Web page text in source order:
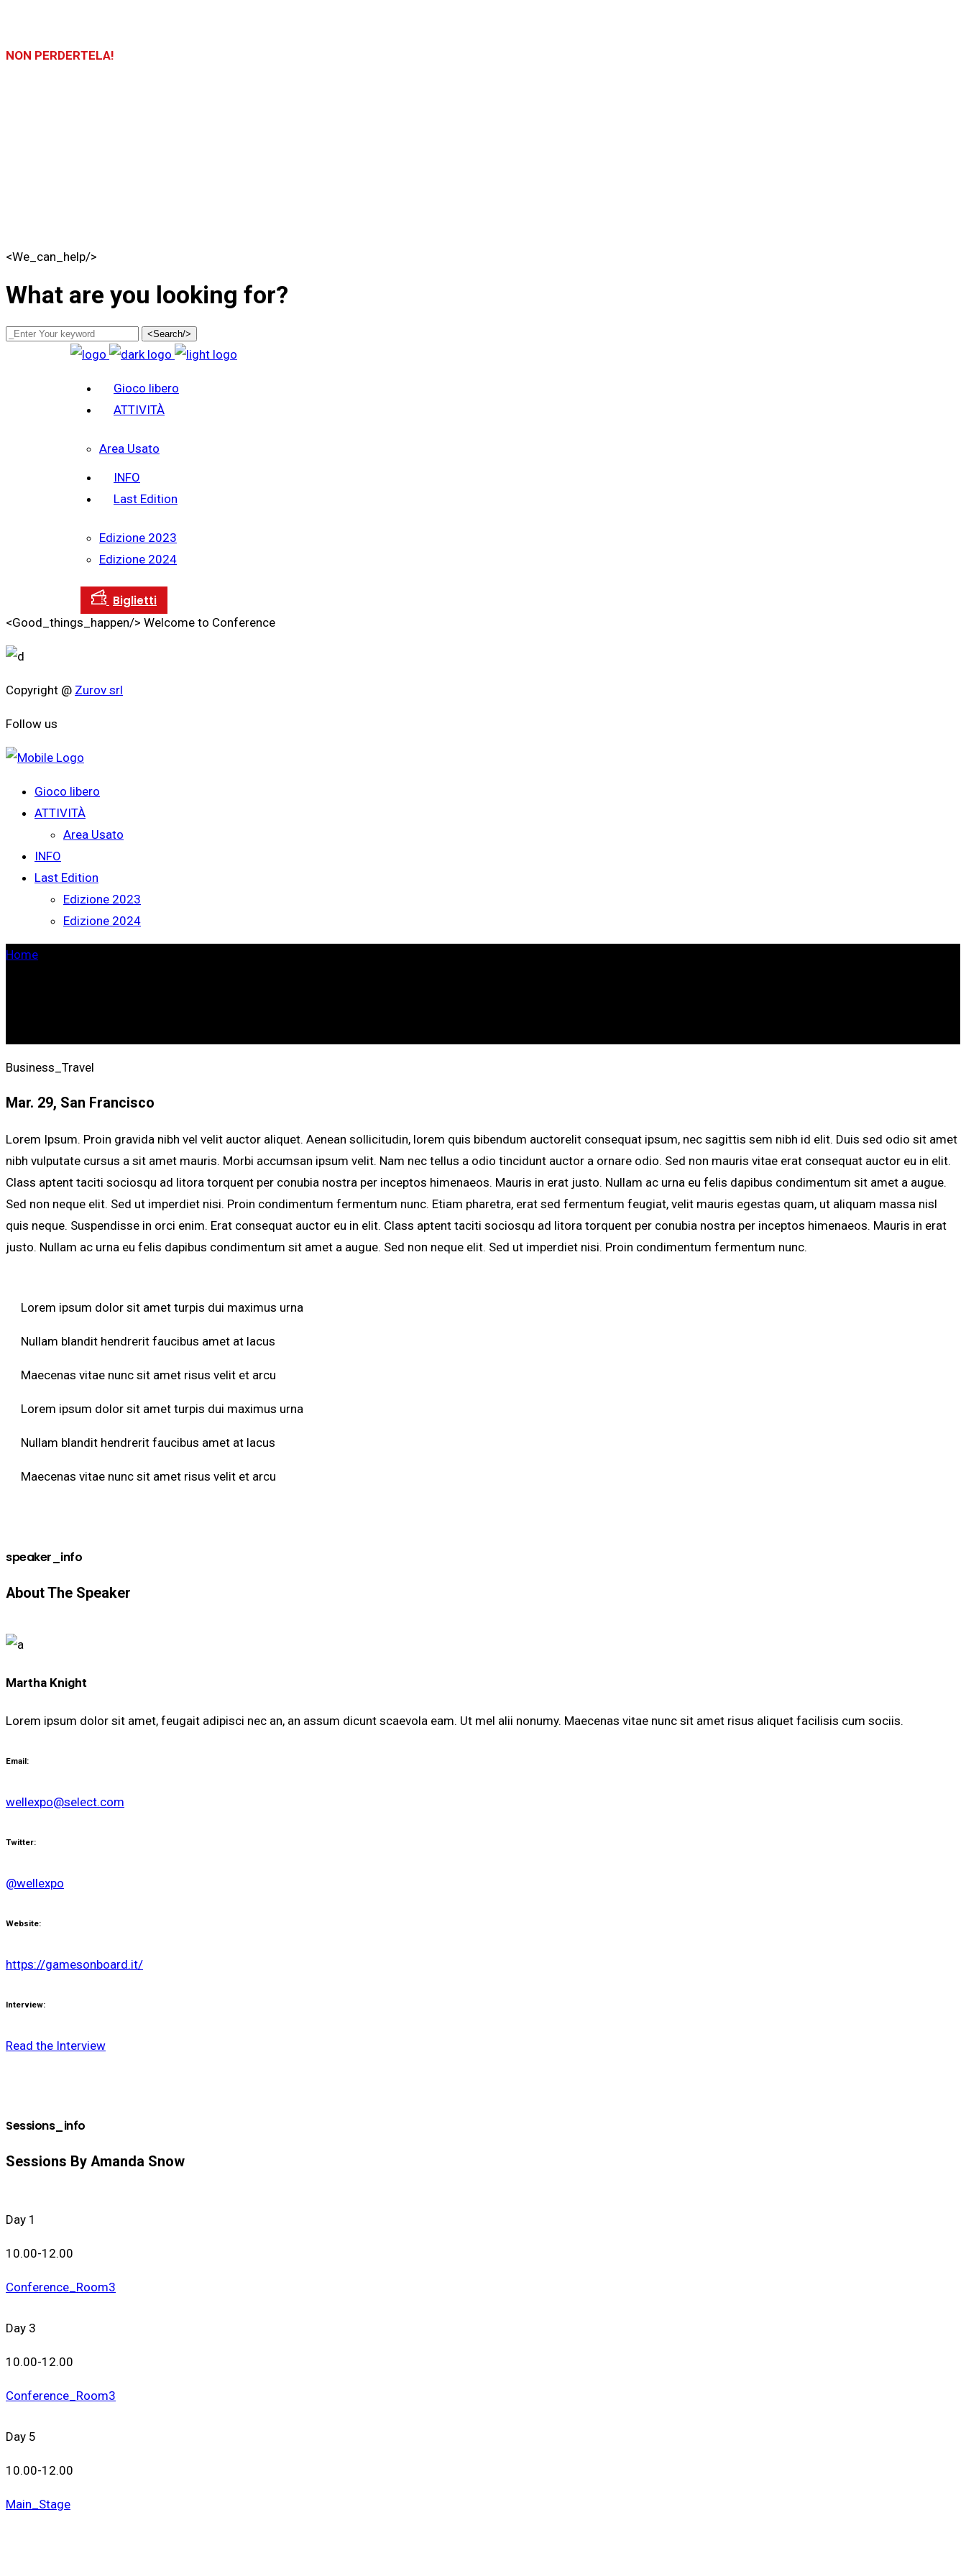
NON PERDERTELA!
<We_can_help/>
What are you looking for?
<Search/>
Gioco libero
ATTIVITÀ
Area Usato
INFO
Last Edition
Edizione 2023
Edizione 2024
<Good_things_happen/> Welcome to Conference
Copyright @ Zurov srl
Follow us
Gioco libero
ATTIVITÀ
Area Usato
INFO
Last Edition
Edizione 2023
Edizione 2024
Home
Business_Travel
Mar. 29, San Francisco
Lorem Ipsum. Proin gravida nibh vel velit auctor aliquet. Aenean sollicitudin, lorem quis bibendum auctorelit consequat ipsum, nec sagittis sem nibh id elit. Duis sed odio sit amet
nibh vulputate cursus a sit amet mauris. Morbi accumsan ipsum velit. Nam nec tellus a odio tincidunt auctor a ornare odio. Sed non mauris vitae erat consequat auctor eu in elit.
Class aptent taciti sociosqu ad litora torquent per conubia nostra per inceptos himenaeos. Mauris in erat justo. Nullam ac urna eu felis dapibus condimentum sit amet a augue.
Sed non neque elit. Sed ut imperdiet nisi. Proin condimentum fermentum nunc. Etiam pharetra, erat sed fermentum feugiat, velit mauris egestas quam, ut aliquam massa nisl
quis neque. Suspendisse in orci enim. Erat consequat auctor eu in elit. Class aptent taciti sociosqu ad litora torquent per conubia nostra per inceptos himenaeos. Mauris in erat
justo. Nullam ac urna eu felis dapibus condimentum sit amet a augue. Sed non neque elit. Sed ut imperdiet nisi. Proin condimentum fermentum nunc.
Lorem ipsum dolor sit amet turpis dui maximus urna
Nullam blandit hendrerit faucibus amet at lacus
Maecenas vitae nunc sit amet risus velit et arcu
Lorem ipsum dolor sit amet turpis dui maximus urna
Nullam blandit hendrerit faucibus amet at lacus
Maecenas vitae nunc sit amet risus velit et arcu
speaker_info
About The Speaker
Martha Knight
Lorem ipsum dolor sit amet, feugait adipisci nec an, an assum dicunt scaevola eam. Ut mel alii nonumy. Maecenas vitae nunc sit amet risus aliquet facilisis cum sociis.
Email:
wellexpo@select.com
Twitter:
@wellexpo
Website:
https://gamesonboard.it/
Interview:
Read the Interview
Sessions_info
Sessions By Amanda Snow
Day 1
10.00-12.00
Conference_Room3
Day 3
10.00-12.00
Conference_Room3
Day 5
10.00-12.00
Main_Stage